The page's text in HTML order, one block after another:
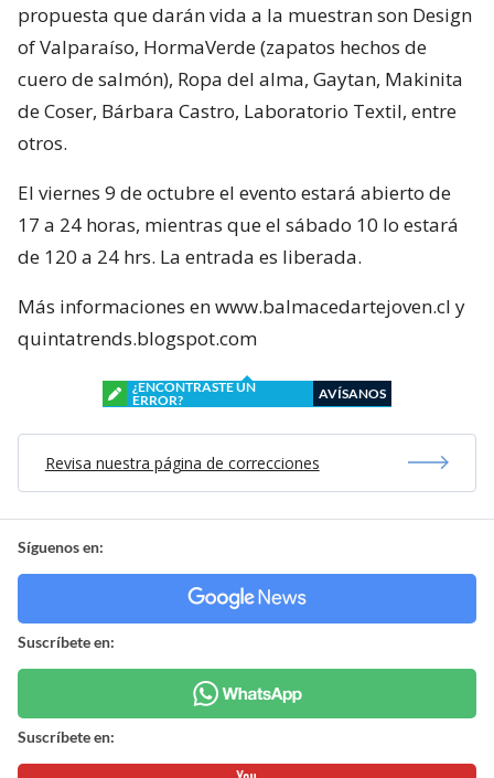
propuesta que darán vida a la muestran son Design
of Valparaíso, HormaVerde (zapatos hechos de
cuero de salmón), Ropa del alma, Gaytan, Makinita
de Coser, Bárbara Castro, Laboratorio Textil, entre
otros.
El viernes 9 de octubre el evento estará abierto de
17 a 24 horas, mientras que el sábado 10 lo estará
de 120 a 24 hrs. La entrada es liberada.
Más informaciones en www.balmacedartejoven.cl y
quintatrends.blogspot.com
¿ENCONTRASTE UN
ERROR?
AVÍSANOS
Revisa nuestra página de correcciones
Síguenos en:
Suscríbete en:
Suscríbete en: